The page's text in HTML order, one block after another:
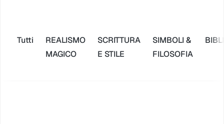
Tutti
REALISMO
MAGICO
SCRITTURA
E STILE
SIMBOLI &
FILOSOFIA